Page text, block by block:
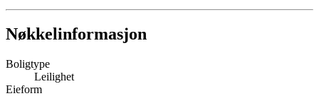
Nøkkelinformasjon
Boligtype
Leilighet
Eieform